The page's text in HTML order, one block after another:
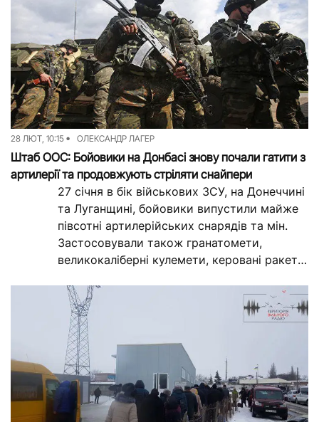
28 ЛЮТ, 10:15 ОЛЕКСАНДР ЛАГЕР
Штаб ООС: Бойовики на Донбасі знову почали гатити з
артилерії та продовжують стріляти снайпери
27 січня в бік військових ЗСУ, на Донеччині
та Луганщині, бойовики випустили майже
півсотні артилерійських снарядів та мін.
Застосовували також гранатомети,
великокаліберні кулемети, керовані ракети